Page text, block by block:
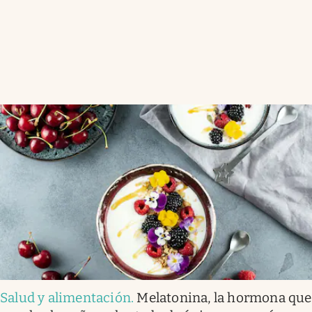
Salud y alimentación. Melatonina, la hormona que